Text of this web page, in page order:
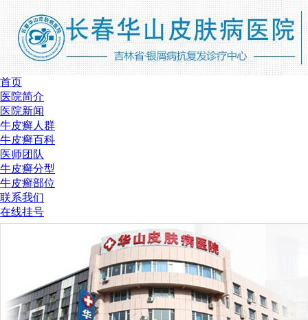
首页
医院简介
医院新闻
牛皮癣人群
牛皮癣百科
医师团队
牛皮癣分型
牛皮癣部位
联系我们
在线挂号